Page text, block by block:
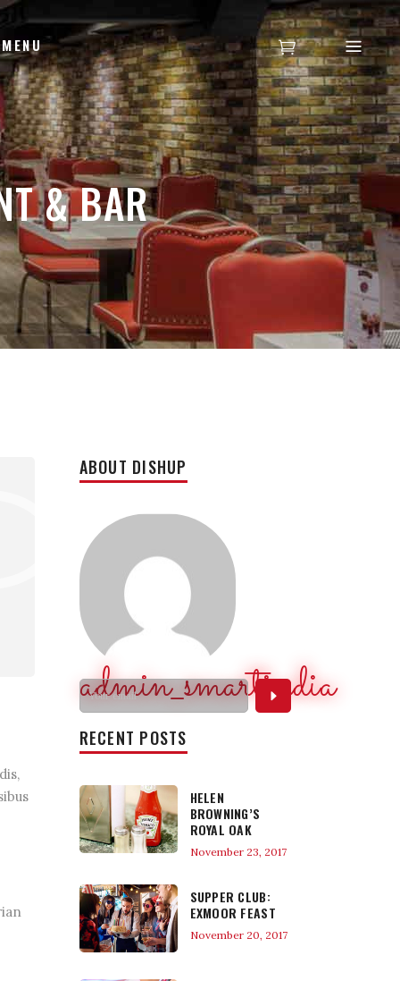
MENU
& BAR
ABOUT DISHUP
admin_smartindia
RECENT POSTS
HELEN
BROWNING’S
ROYAL OAK
November 23, 2017
SUPPER CLUB:
EXMOOR FEAST
November 20, 2017